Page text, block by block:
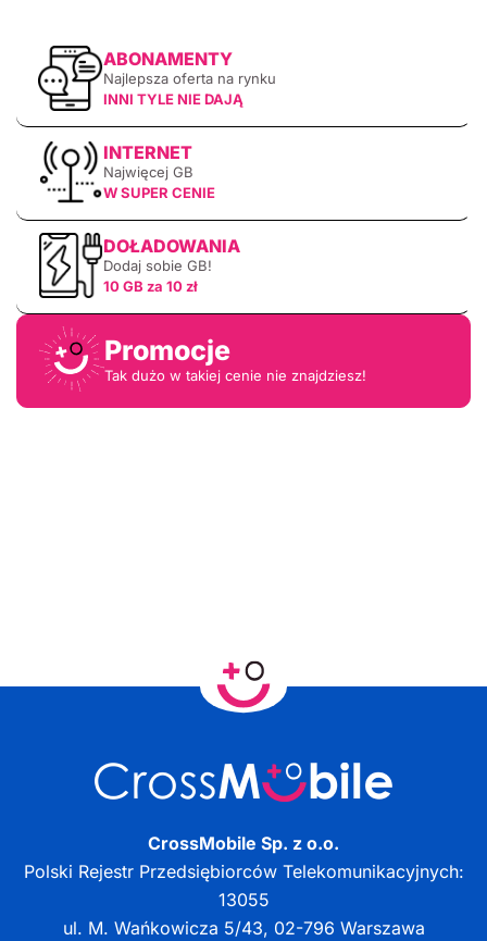
ABONAMENTY
Najlepsza oferta na rynku
INNI TYLE NIE DAJĄ
INTERNET
Najwięcej GB
W SUPER CENIE
DOŁADOWANIA
Dodaj sobie GB!
10 GB za 10 zł
Promocje
Tak dużo w takiej cenie nie znajdziesz!
CrossMobile Sp. z o.o.
Polski Rejestr Przedsiębiorców Telekomunikacyjnych:
13055
ul. M. Wańkowicza 5/43, 02-796 Warszawa